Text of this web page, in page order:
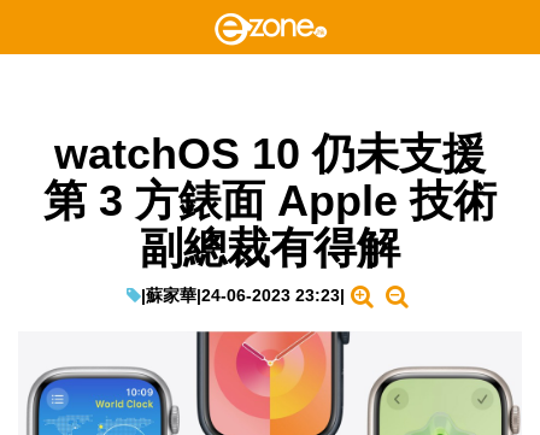
watchOS 10 仍未支援
第 3 方錶面 Apple 技術
副總裁有得解
|蘇家華|24-06-2023 23:23|